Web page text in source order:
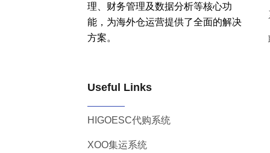
理、财务管理及数据分析等核心功
能，为海外仓运营提供了全面的解决
方案。
Useful Links
HIGOESC代购系统
XOO集运系统